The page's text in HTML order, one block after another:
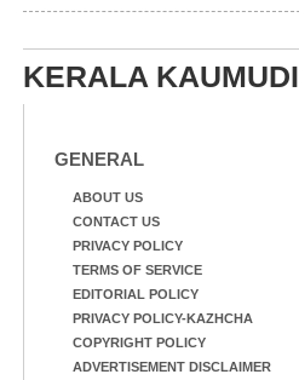
KERALA KAUMUDI
GENERAL
ABOUT US
CONTACT US
PRIVACY POLICY
TERMS OF SERVICE
EDITORIAL POLICY
PRIVACY POLICY-KAZHCHA
COPYRIGHT POLICY
ADVERTISEMENT DISCLAIMER